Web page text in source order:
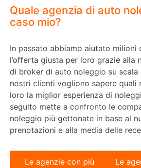
Quale agenzia di auto
caso mio?
In passato abbiamo aiutato milioni
l’offerta giusta per loro grazie alla
di broker di auto noleggio su scala
nostri clienti vogliono sapere quali
loro la miglior esperienza di
seguito mette a confronto le
noleggio più gettonate in base al
prenotazioni e alla media delle
Le agenzie con più
Le